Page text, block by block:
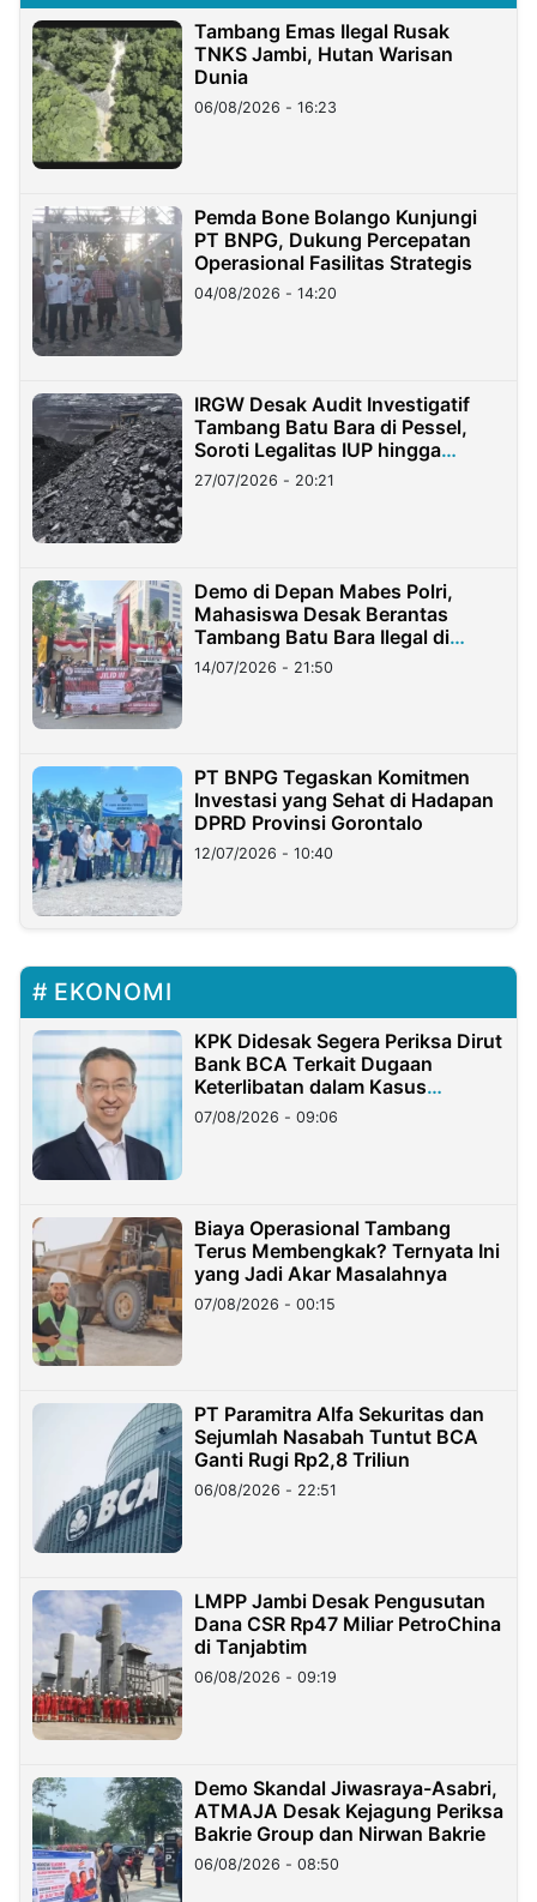
Tambang Emas Ilegal Rusak
TNKS Jambi, Hutan Warisan
Dunia
06/08/2026 - 16:23
Pemda Bone Bolango Kunjungi
PT BNPG, Dukung Percepatan
Operasional Fasilitas Strategis
04/08/2026 - 14:20
IRGW Desak Audit Investigatif
Tambang Batu Bara di Pessel,
Soroti Legalitas IUP hingga
Stockpile
27/07/2026 - 20:21
Demo di Depan Mabes Polri,
Mahasiswa Desak Berantas
Tambang Batu Bara Ilegal di
Lampung
14/07/2026 - 21:50
PT BNPG Tegaskan Komitmen
Investasi yang Sehat di Hadapan
DPRD Provinsi Gorontalo
12/07/2026 - 10:40
EKONOMI
KPK Didesak Segera Periksa Dirut
Bank BCA Terkait Dugaan
Keterlibatan dalam Kasus
Hilangnya Dana Nasabah Rp2,58
Miliar
07/08/2026 - 09:06
Biaya Operasional Tambang
Terus Membengkak? Ternyata Ini
yang Jadi Akar Masalahnya
07/08/2026 - 00:15
PT Paramitra Alfa Sekuritas dan
Sejumlah Nasabah Tuntut BCA
Ganti Rugi Rp2,8 Triliun
06/08/2026 - 22:51
LMPP Jambi Desak Pengusutan
Dana CSR Rp47 Miliar PetroChina
di Tanjabtim
06/08/2026 - 09:19
Demo Skandal Jiwasraya-Asabri,
ATMAJA Desak Kejagung Periksa
Bakrie Group dan Nirwan Bakrie
06/08/2026 - 08:50